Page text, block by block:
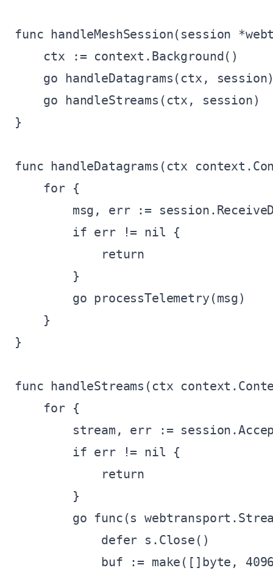
func handleMeshSession(session
    ctx := context.Background()
go handleDatagrams(ctx,
    go handleStreams(ctx, session)
}
func handleDatagrams(ctx
    for {
msg, err :=
        if err != nil {
            return
        }
        go processTelemetry(msg)
    }
}
func handleStreams(ctx
    for {
stream, err :=
        if err != nil {
            return
        }
go func(s
            defer s.Close()
buf := make([]byte,